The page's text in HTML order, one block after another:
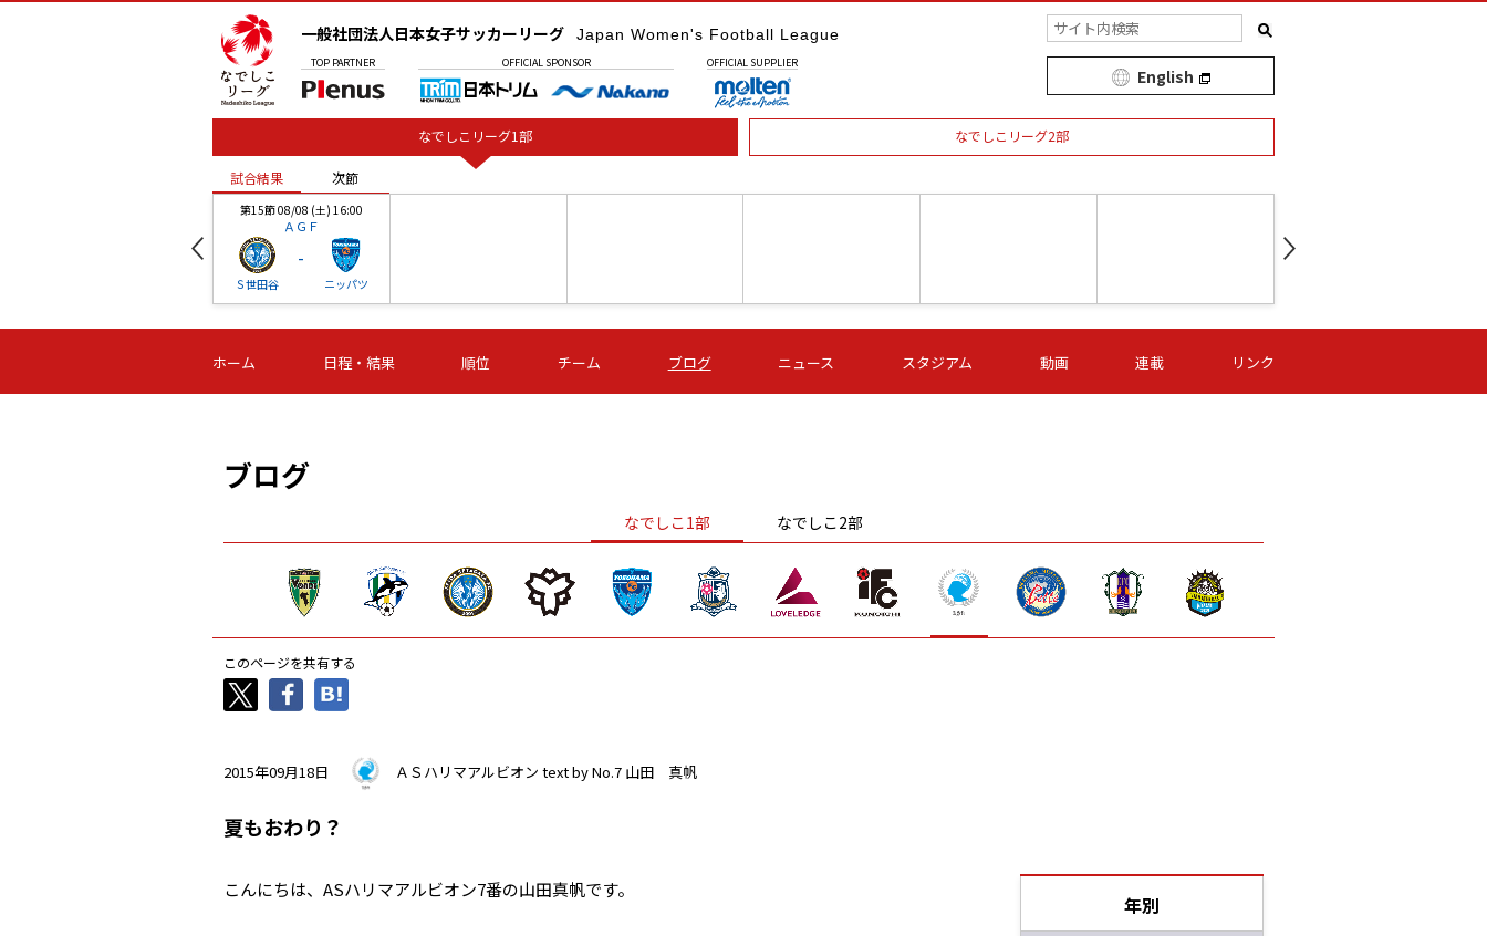
一般社団法人日本女子サッカーリーグ Japan Women's Football League
TOP PARTNER OFFICIAL SPONSOR OFFICIAL SUPPLIER
English
なでしこリーグ1部 なでしこリーグ2部
試合結果 次節
第15節 08/08 (土) 16:00
ＡＧＦ
Ｓ世田谷
-
ニッパツ
-
第16節 09/05 (土) 15:00
ニッパツ
-
第16節 09/05 (土) 15:00
石人の星
-
第16節 09/05 (土) 16:00
ＡＧＦ
-
いちご
-
第16節 09/06 (日) 15:00
-
第16節 09/06 (日) 15:00
- -
試合結果 次節
ホーム 日程・結果 順位 チーム ブログ ニュース スタジアム 動画 連載 リンク
ブログ
なでしこ1部 なでしこ2部
このページを共有する
2015年09月18日 ＡＳハリマアルビオン text by No.7 山田 真帆
夏もおわり？
こんにちは、ASハリマアルビオン7番の山田真帆です。
年別